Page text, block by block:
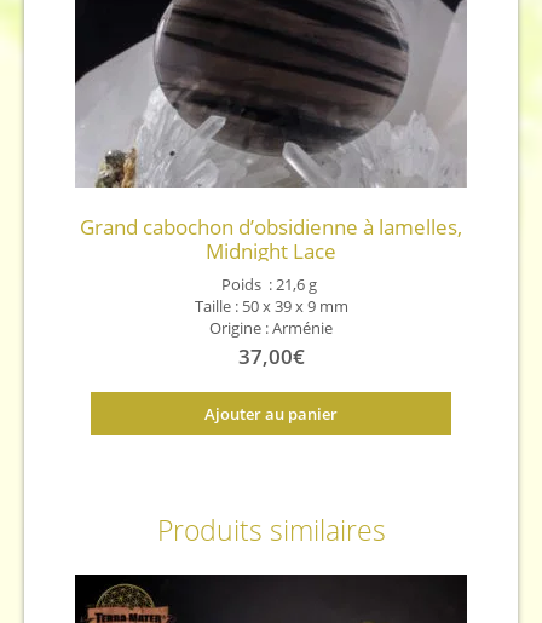
Grand cabochon d’obsidienne à lamelles,
Midnight Lace
Poids : 21,6 g
Taille : 50 x 39 x 9 mm
Origine : Arménie
37,00€
Ajouter au panier
Produits similaires